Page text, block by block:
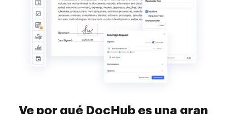
Ve por qué DocHub es una gran